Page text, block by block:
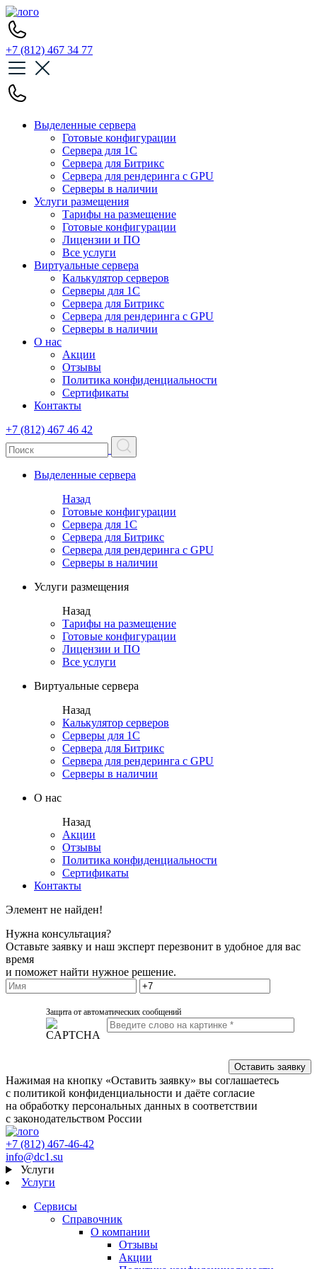
+7 (812) 467 34 77
Выделенные сервера
Готовые конфигурации
Сервера для 1С
Сервера для Битрикс
Сервера для рендеринга с GPU
Серверы в наличии
Услуги размещения
Тарифы на размещение
Готовые конфигурации
Лицензии и ПО
Все услуги
Виртуальные сервера
Калькулятор серверов
Серверы для 1С
Сервера для Битрикс
Сервера для рендеринга с GPU
Серверы в наличии
О нас
Акции
Отзывы
Политика конфиденциальности
Сертификаты
Контакты
+7 (812) 467 46 42
Выделенные сервера
Назад
Готовые конфигурации
Сервера для 1С
Сервера для Битрикс
Сервера для рендеринга с GPU
Серверы в наличии
Услуги размещения
Назад
Тарифы на размещение
Готовые конфигурации
Лицензии и ПО
Все услуги
Виртуальные сервера
Назад
Калькулятор серверов
Серверы для 1С
Сервера для Битрикс
Сервера для рендеринга с GPU
Серверы в наличии
О нас
Назад
Акции
Отзывы
Политика конфиденциальности
Сертификаты
Контакты
Элемент не найден!
Нужна консультация?
Оставьте заявку и наш эксперт перезвонит в удобное для вас
время
и поможет найти нужное решение.
Защита от автоматических сообщений
Нажимая на кнопку «Оставить заявку» вы соглашаетесь
с политикой конфиденциальности и даёте согласие
на обработку персональных данных в соответствии
с законодательством России
+7 (812) 467-46-42
info@dc1.su
Услуги
Услуги
Сервисы
Справочник
О компании
Отзывы
Акции